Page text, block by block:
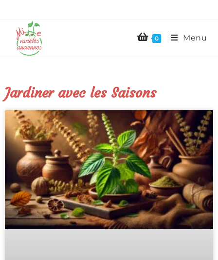
0 Menu
Jardiner avec les Saisons